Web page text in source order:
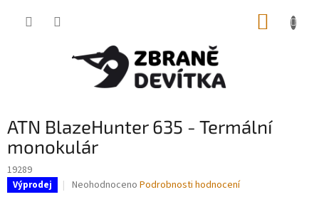
ATN BlazeHunter 635 - Termální
monokulár
19289
Výprodej
Průměrné
Neohodnoceno Podrobnosti hodnocení